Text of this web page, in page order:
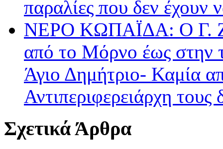
παραλίες που δεν έχουν
ΝΕΡΟ ΚΩΠΑΪΔΑ: Ο Γ.
από το Μόρνο έως στην
Άγιο Δημήτριο- Καμία
Αντιπεριφερειάρχη
Σχετικά Άρθρα